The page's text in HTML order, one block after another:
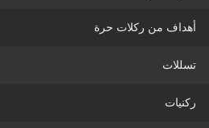
أهداف من ركلات حرة
تسللات
ركنيات